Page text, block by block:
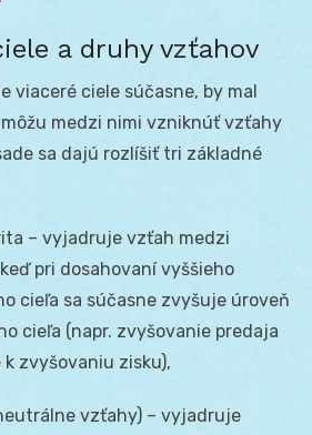
a druhy vzťahov
viaceré ciele súčasne, by mal
medzi nimi vzniknúť vzťahy
sa dajú rozlíšiť tri základné
– vyjadruje vzťah medzi
pri dosahovaní vyššieho
cieľa sa súčasne zvyšuje úroveň
cieľa (napr. zvyšovanie predaja
zvyšovaniu zisku),
vzťahy) – vyjadruje